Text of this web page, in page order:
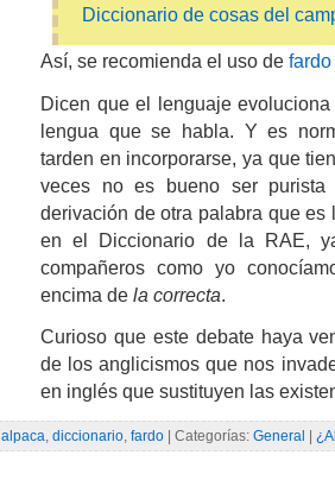
Diccionario de cosas del
Así, se recomienda el uso de fardo
Dicen que el lenguaje
lengua que se habla. Y es
tarden en incorporarse, ya que
veces no es bueno ser
derivación de otra palabra que es
en el Diccionario de la RAE,
compañeros como yo
encima de la correcta
Curioso que este debate haya
de los anglicismos que nos
en inglés que sustituyen las
alpaca diccionario fardo | Categorías: General |